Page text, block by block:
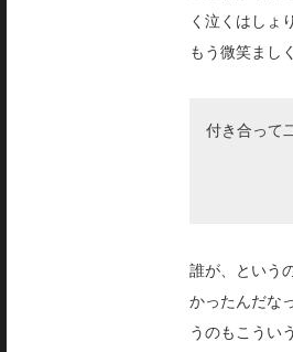
く泣くはしょ
もう微笑まし
付き合って
誰が、という
かったんだな
うのもこうい